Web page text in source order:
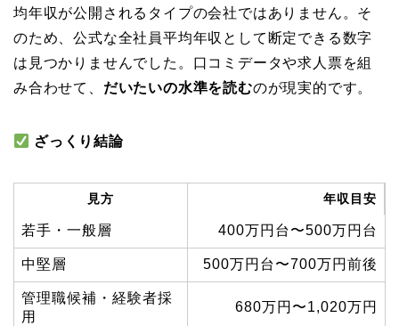
均年収が公開されるタイプの会社ではありません。そ
のため、公式な全社員平均年収として断定できる数字
は見つかりませんでした。口コミデータや求人票を組
み合わせて、 だいたいの水準を読むのが現実的です。
ざっくり結論
見方 年収目安
若手・一般層 400万円台〜500万円台
中堅層 500万円台〜700万円前後
管理職候補・経験者採
用
680万円〜1,020万円